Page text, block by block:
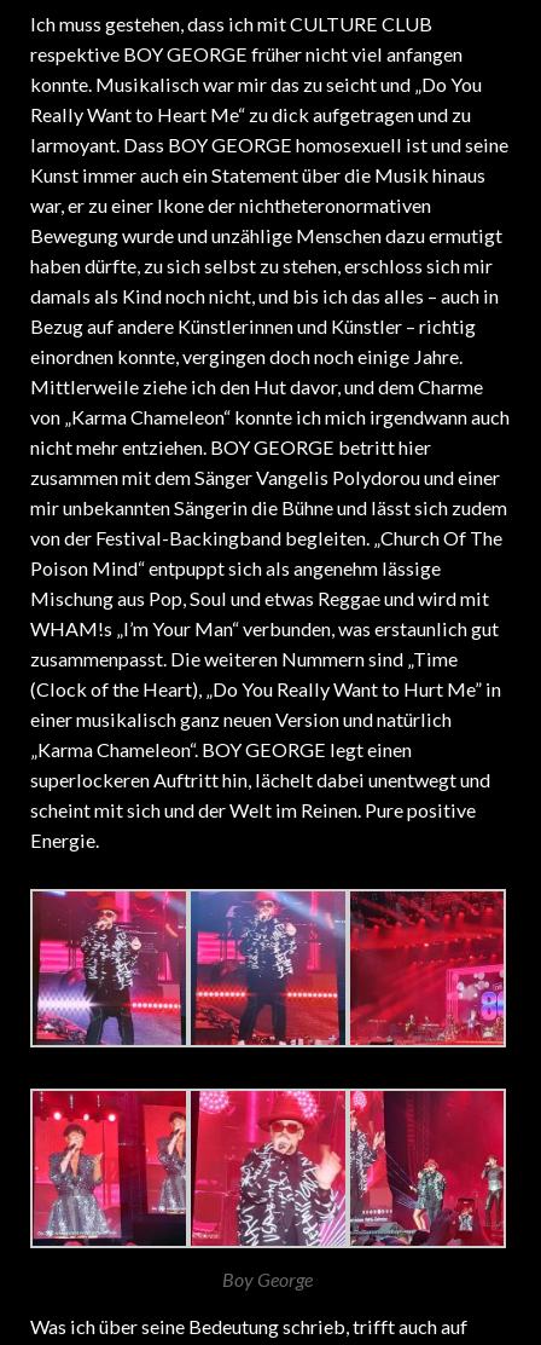
respektive BOY GEORGE früher nicht viel anfangen
konnte. Musikalisch war mir das zu seicht und „Do You
Really Want to Heart Me“ zu dick aufgetragen und zu
larmoyant. Dass BOY GEORGE homosexuell ist und seine
Kunst immer auch ein Statement über die Musik hinaus
Bewegung wurde und unzählige Menschen dazu ermutigt
haben dürfte, zu sich selbst zu stehen, erschloss sich mir
damals als Kind noch nicht, und bis ich das alles – auch in
Bezug auf andere Künstlerinnen und Künstler – richtig
einordnen konnte, vergingen doch noch einige Jahre.
Mittlerweile ziehe ich den Hut davor, und dem Charme
von „Karma Chameleon“ konnte ich mich irgendwann auch
nicht mehr entziehen. BOY GEORGE betritt hier
mir unbekannten Sängerin die Bühne und lässt sich zudem
von der Festival-Backingband begleiten. „Church Of The
Poison Mind“ entpuppt sich als angenehm lässige
Mischung aus Pop, Soul und etwas Reggae und wird mit
WHAM!s „I’m Your Man“ verbunden, was erstaunlich gut
zusammenpasst. Die weiteren Nummern sind „Time
(Clock of the Heart), „Do You Really Want to Hurt Me” in
einer musikalisch ganz neuen Version und natürlich
„Karma Chameleon“. BOY GEORGE legt einen
superlockeren Auftritt hin, lächelt dabei unentwegt und
scheint mit sich und der Welt im Reinen. Pure positive